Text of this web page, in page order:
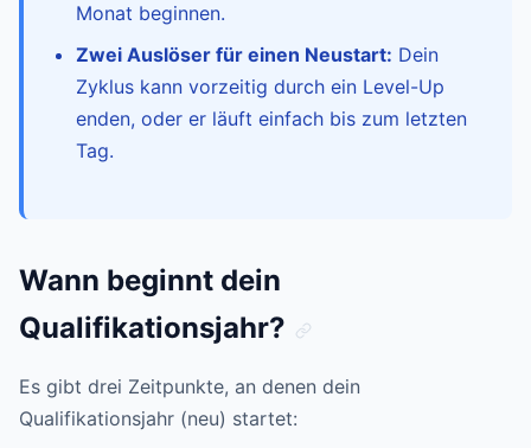
Monat beginnen.
Zwei Auslöser für einen Neustart: Dein
Zyklus kann vorzeitig durch ein Level-Up
enden, oder er läuft einfach bis zum letzten
Tag.
Wann beginnt dein
Qualifikationsjahr?
Es gibt drei Zeitpunkte, an denen dein
Qualifikationsjahr (neu) startet: